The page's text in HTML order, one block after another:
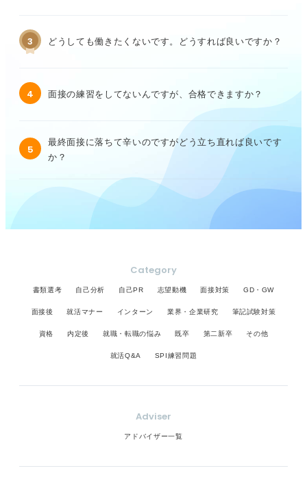
3 どうしても働きたくないです。どうすれば良いですか？
4 面接の練習をしてないんですが、合格できますか？
5
最終面接に落ちて辛いのですがどう立ち直れば良いです
か？
Category
書類選考 自己分析 自己PR 志望動機 面接対策 GD・GW
面接後 就活マナー インターン 業界・企業研究 筆記試験対策
資格 内定後 就職・転職の悩み 既卒 第二新卒 その他
就活Q&A SPI練習問題
Adviser
アドバイザー一覧